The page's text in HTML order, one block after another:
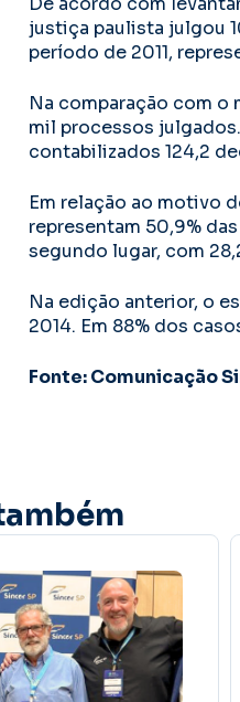
justiça paulista julgou
período de 2011,
Na comparação com o
mil processos
contabilizados 124,2
Em relação ao motivo
representam 50,9%
segundo lugar, com
Na edição anterior, o
2014. Em 88% dos
Fonte: Comunicação